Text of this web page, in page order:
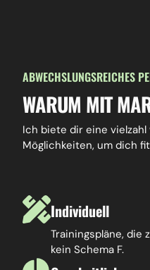
ABWECHSLUNGSREICHES
WARUM MIT
Ich biete dir eine
Möglichkeiten, um dich
Individuell
Trainingspläne, die
kein Schema F.